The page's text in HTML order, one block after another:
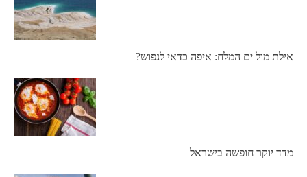
אילת מול ים המלח: איפה כדאי לנפוש?
מדד יוקר חופשה בישראל